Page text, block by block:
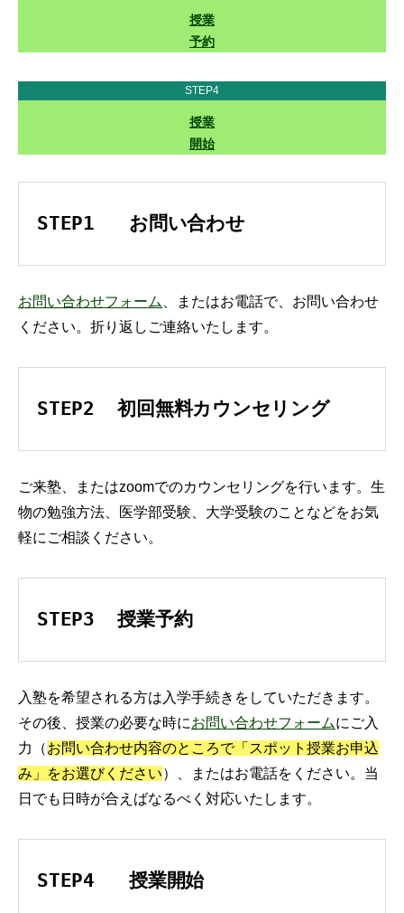
授業
予約
STEP4
授業
開始
STEP1   お問い合わせ
お問い合わせフォーム
、またはお電話で、お問い合わせ
ください。折り返しご連絡いたします。
STEP2  初回無料カウンセリング
ご来塾、またはzoomでのカウンセリングを行います。生
物の勉強方法、医学部受験、大学受験のことなどをお気
軽にご相談ください。
STEP3  授業予約
入塾を希望される方は入学手続きをしていただきます。
その後、授業の必要な時にお問い合わせフォームにご入
力（お問い合わせ内容のところで「スポット授業お申込
み」をお選びください）、またはお電話をください。当
日でも日時が合えばなるべく対応いたします。
STEP4   授業開始